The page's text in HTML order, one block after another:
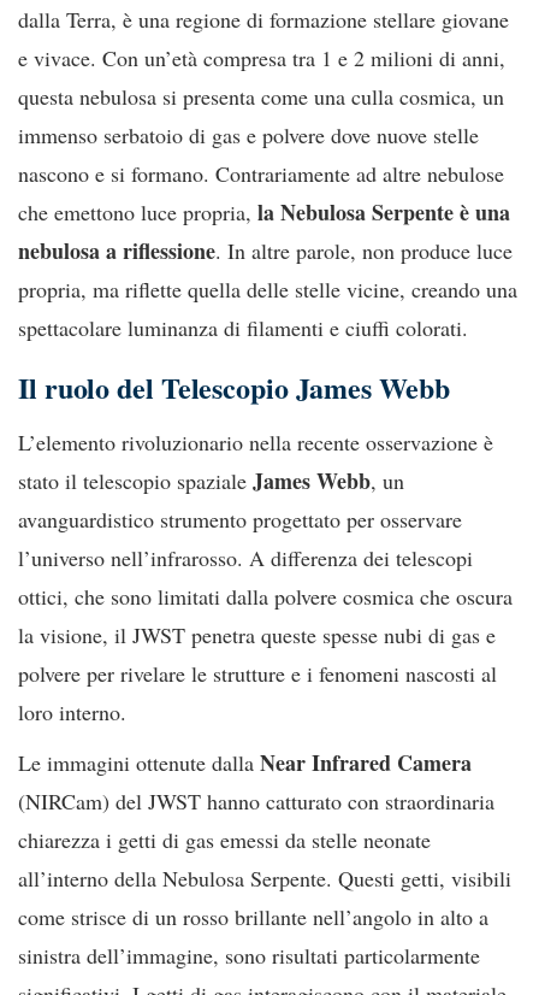
dalla Terra, è una regione di formazione stellare giovane
e vivace. Con un’età compresa tra 1 e 2 milioni di anni,
questa nebulosa si presenta come una culla cosmica, un
immenso serbatoio di gas e polvere dove nuove stelle
nascono e si formano. Contrariamente ad altre nebulose
che emettono luce propria, la Nebulosa Serpente è una
nebulosa a riflessione. In altre parole, non produce luce
propria, ma riflette quella delle stelle vicine, creando una
spettacolare luminanza di filamenti e ciuffi colorati.
Il ruolo del Telescopio James Webb
L’elemento rivoluzionario nella recente osservazione è
stato il telescopio spaziale James Webb, un
avanguardistico strumento progettato per osservare
l’universo nell’infrarosso. A differenza dei telescopi
ottici, che sono limitati dalla polvere cosmica che oscura
la visione, il JWST penetra queste spesse nubi di gas e
polvere per rivelare le strutture e i fenomeni nascosti al
loro interno.
Le immagini ottenute dalla Near Infrared Camera
(NIRCam) del JWST hanno catturato con straordinaria
chiarezza i getti di gas emessi da stelle neonate
all’interno della Nebulosa Serpente. Questi getti, visibili
come strisce di un rosso brillante nell’angolo in alto a
sinistra dell’immagine, sono risultati particolarmente